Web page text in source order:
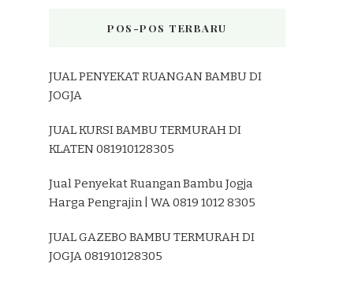
POS-POS TERBARU
JUAL PENYEKAT RUANGAN BAMBU DI
JOGJA
JUAL KURSI BAMBU TERMURAH DI
KLATEN 081910128305
Jual Penyekat Ruangan Bambu Jogja
Harga Pengrajin | WA 0819 1012 8305
JUAL GAZEBO BAMBU TERMURAH DI
JOGJA 081910128305